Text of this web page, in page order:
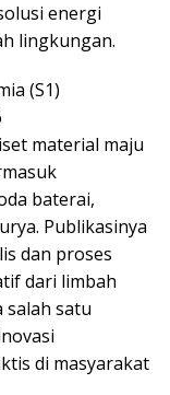
energi
lingkungan.
(S1)
material maju
baterai,
Publikasinya
dan proses
dari limbah
salah satu
di masyarakat